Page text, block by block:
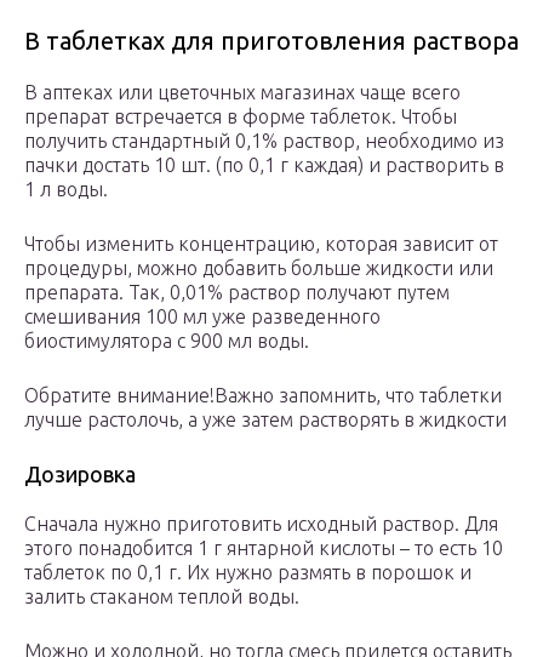
В таблетках для приготовления раствора
В аптеках или цветочных магазинах чаще всего
препарат встречается в форме таблеток. Чтобы
получить стандартный 0,1% раствор, необходимо из
пачки достать 10 шт. (по 0,1 г каждая) и растворить в
1 л воды.
Чтобы изменить концентрацию, которая зависит от
процедуры, можно добавить больше жидкости или
препарата. Так, 0,01% раствор получают путем
смешивания 100 мл уже разведенного
биостимулятора с 900 мл воды.
Обратите внимание!Важно запомнить, что таблетки
лучше растолочь, а уже затем растворять в жидкости
Дозировка
Сначала нужно приготовить исходный раствор. Для
этого понадобится 1 г янтарной кислоты – то есть 10
таблеток по 0,1 г. Их нужно размять в порошок и
залить стаканом теплой воды.
Можно и холодной, но тогда смесь придется оставить